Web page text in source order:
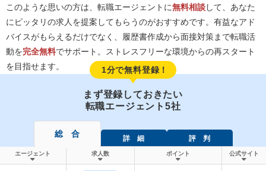
このような思いの方は、転職エージェントに無料相談して、あなた
にピッタリの求人を提案してもらうのがおすすめです。有益なアド
バイスがもらえるだけでなく、履歴書作成から面接対策まで転職活
動を完全無料でサポート。ストレスフリーな環境からの再スタート
を目指せます。
1分で無料登録！
まず登録しておきたい
転職エージェント5社
総 合 詳 細 評 判
エージェント 求人数 ポイント 公式サイト